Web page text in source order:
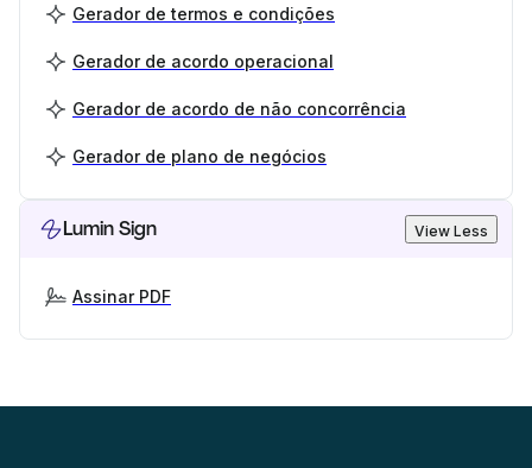
Gerador de termos e condições
Gerador de acordo operacional
Gerador de acordo de não concorrência
Gerador de plano de negócios
Lumin Sign View Less
Assinar PDF